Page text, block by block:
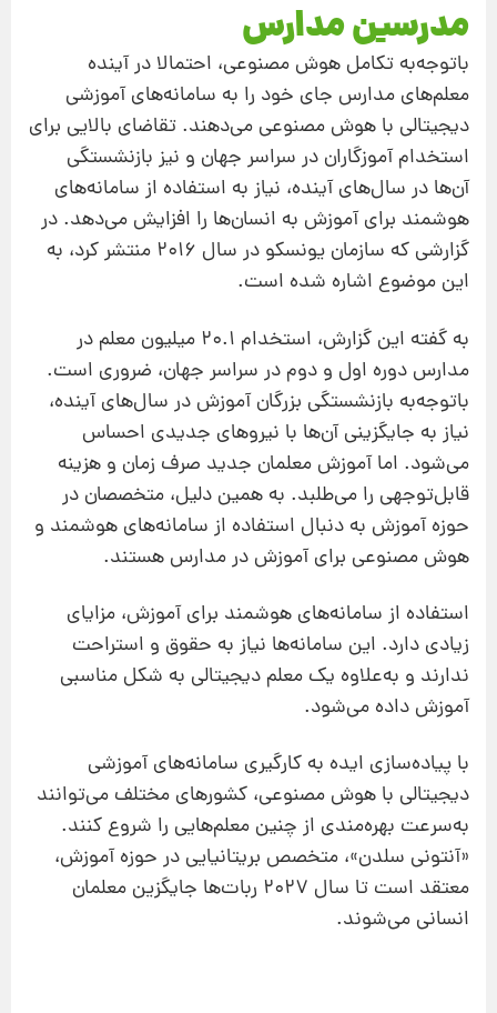
مدرسین مدارس
باتوجه‌به تکامل هوش مصنوعی، احتمالا در آینده
معلم‌های مدارس جای خود را به سامانه‌های آموزشی
دیجیتالی با هوش مصنوعی می‌دهند. تقاضای بالایی برای
استخدام آموزگاران در سراسر جهان و نیز بازنشستگی
آن‌ها در سال‌های آینده، نیاز به استفاده از سامانه‌های
هوشمند برای آموزش به انسان‌ها را افزایش می‌دهد. در
گزارشی که سازمان یونسکو در سال ۲۰۱۶ منتشر کرد، به
این موضوع اشاره شده است.
به گفته این گزارش، استخدام ۲۰.۱ میلیون معلم در
مدارس دوره اول و دوم در سراسر جهان، ضروری است.
باتوجه‌به بازنشستگی بزرگان آموزش در سال‌های آینده،
نیاز به جایگزینی آن‌ها با نیروهای جدیدی احساس
می‌شود. اما آموزش معلمان جدید صرف زمان و هزینه
قابل‌توجهی را می‌طلبد. به همین دلیل، متخصصان در
حوزه آموزش به دنبال استفاده از سامانه‌های هوشمند و
هوش مصنوعی برای آموزش در مدارس هستند.
استفاده از سامانه‌های هوشمند برای آموزش، مزایای
زیادی دارد. این سامانه‌ها نیاز به حقوق و استراحت
ندارند و به‌علاوه یک معلم دیجیتالی به شکل مناسبی
آموزش داده می‌شود.
با پیاده‌سازی ایده به کارگیری سامانه‌های آموزشی
دیجیتالی با هوش مصنوعی، کشورهای مختلف می‌توانند
به‌سرعت بهره‌مندی از چنین معلم‌هایی را شروع ‌کنند.
«آنتونی سلدن»، متخصص بریتانیایی در حوزه آموزش،
معتقد است تا سال ۲۰۲۷ ربات‌ها جایگزین معلمان
انسانی می‌شوند.